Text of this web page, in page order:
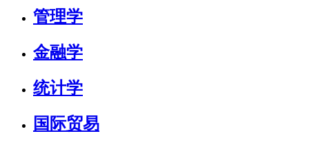
管理学
金融学
统计学
国际贸易